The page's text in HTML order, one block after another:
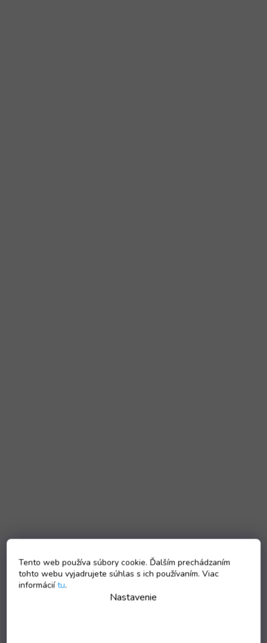
Tento web používa súbory cookie. Ďalším prechádzaním
tohto webu vyjadrujete súhlas s ich používaním. Viac
informáciítu.
Nastavenie